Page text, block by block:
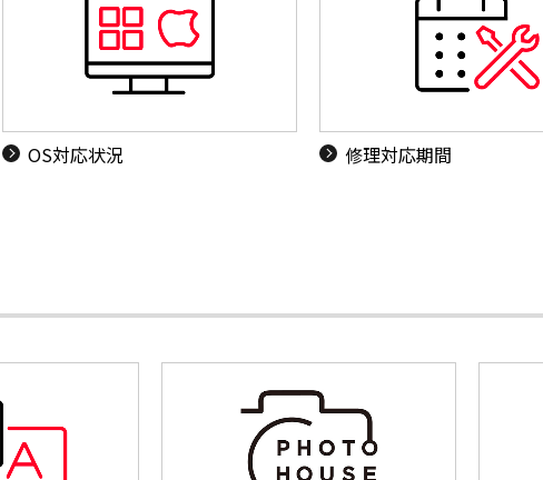
OS対応状況 修理対応期間